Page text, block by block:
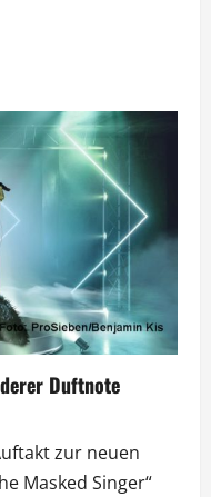
Duftnote
zur neuen
Masked Singer“